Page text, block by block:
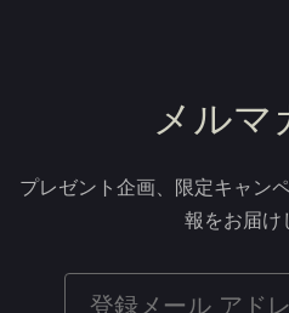
メルマ
プレゼント企画、限定キャン
報をお届け